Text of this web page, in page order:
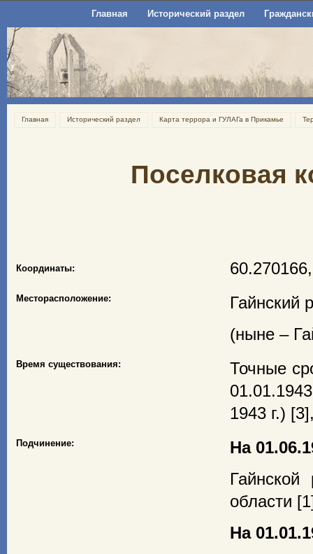
Главная Исторический раздел
Главная Исторический раздел Карта террора и ГУЛАГа в Прикамье
Поселковая
Координаты:
Месторасположение:
Гайнский
(ныне –
Время существования:
Точные
1943 г.)
Подчинение:
На
Гайнской
области
На